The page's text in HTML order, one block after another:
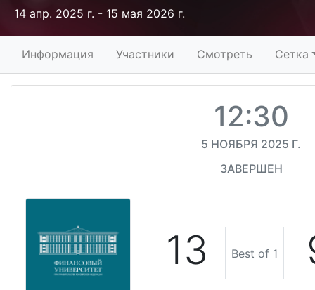
14 апр. 2025 г. - 15 мая 2026 г.
Информация Участники Смотреть Сетка
12:30
5 НОЯБРЯ 2025 Г.
ЗАВЕРШЕН
13 Best of 1